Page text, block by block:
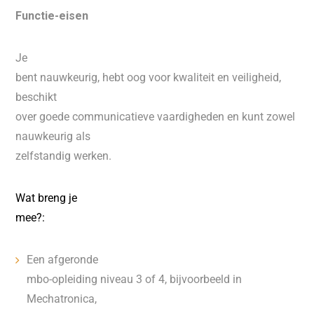
Functie-eisen
Je
bent nauwkeurig, hebt oog voor kwaliteit en veiligheid,
beschikt
over goede communicatieve vaardigheden en kunt zowel
nauwkeurig als
zelfstandig werken.
Wat breng je
mee?:
Een afgeronde
mbo-opleiding niveau 3 of 4, bijvoorbeeld in
Mechatronica,